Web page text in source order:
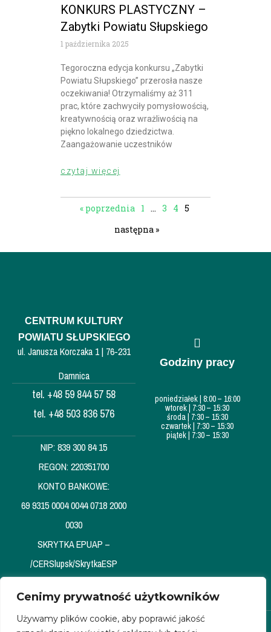
Cenimy prywatność użytkowników
Używamy plików cookie, aby poprawić jakość
KONKURS PLASTYCZNY –
Zabytki Powiatu Słupskiego
1 października 2025
Tegoroczna edycja konkursu „Zabytki
Powiatu Słupskiego” przerosła nasze
oczekiwania! Otrzymaliśmy aż 311
prac, które zachwyciły pomysłowością,
kreatywnością oraz wrażliwością na
piękno lokalnego dziedzictwa.
Zaangażowanie uczestników
czytaj więcej
« poprzednia 1 … 3 4 5
następna »
CENTRUM KULTURY
POWIATU SŁUPSKIEGO
ul. Janusza Korczaka 1 | 76-231
Damnica
tel. +48 59 844 57 58
tel. +48 503 836 576
NIP: 839 300 84 15
REGON: 220351700
KONTO BANKOWE:
69 9315 0004 0044 0718 2000
0030
SKRYTKA EPUAP –
/CERSlupsk/SkrytkaESP
Godziny pracy
poniedziałek | 8:00 – 16:00
wtorek | 7:30 – 15:30
środa | 7:30 – 15:30
czwartek | 7:30 – 15:30
piątek | 7:30 – 15:30